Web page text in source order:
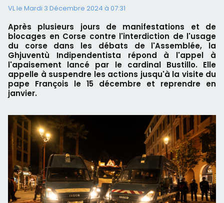
VL le Mardi 3 Décembre 2024 à 07:31
Après plusieurs jours de manifestations et de
blocages en Corse contre l'interdiction de l'usage
du corse dans les débats de l'Assemblée, la
Ghjuventù Indipendentista répond à l'appel à
l'apaisement lancé par le cardinal Bustillo. Elle
appelle à suspendre les actions jusqu'à la visite du
pape François le 15 décembre et reprendre en
janvier.